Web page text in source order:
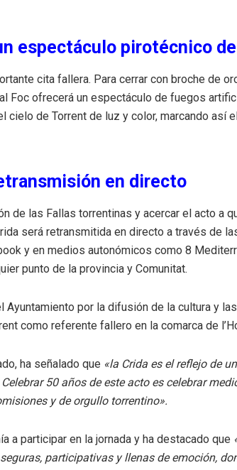
espectáculo pirotécnico
cita fallera. Para cerrar con broche de
Foc ofrecerá un espectáculo de fuegos
cielo de Torrent de luz y color, marcando así
en directo
de las Fallas torrentinas y acercar el acto a
será retransmitida en directo a través de
y en medios autonómicos como 8
punto de la provincia y Comunitat.
Ayuntamiento por la difusión de la cultura y
como referente fallero en la comarca de
ha señalado que «la Crida es el reflejo de
50 años de este acto es celebrar
y de orgullo torrentino».
a participar en la jornada y ha destacado que
participativas y llenas de emoción,